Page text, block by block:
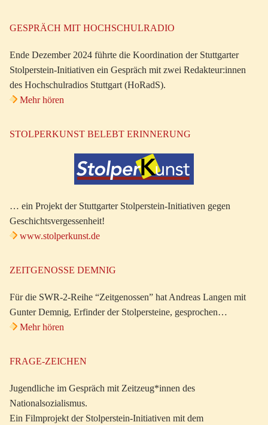
GESPRÄCH MIT HOCHSCHULRADIO
Ende Dezember 2024 führte die Koordination der Stuttgarter
Stolperstein-Initiativen ein Gespräch mit zwei Redakteur:innen
des Hochschulradios Stuttgart (HoRadS).
Mehr hören
STOLPERKUNST BELEBT ERINNERUNG
… ein Projekt der Stuttgarter Stolperstein-Initiativen gegen
Geschichtsvergessenheit!
www.stolperkunst.de
ZEITGENOSSE DEMNIG
Für die SWR-2-Reihe “Zeitgenossen” hat Andreas Langen mit
Gunter Demnig, Erfinder der Stolpersteine, gesprochen…
Mehr hören
FRAGE-ZEICHEN
Jugendliche im Gespräch mit Zeitzeug*innen des
Nationalsozialismus.
Ein Filmprojekt der Stolperstein-Initiativen mit dem